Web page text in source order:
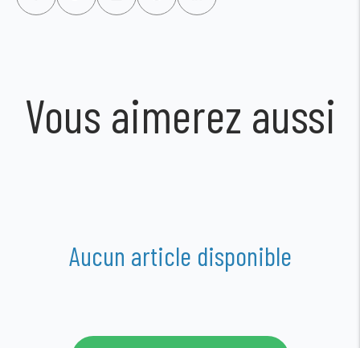
Vous aimerez aussi
Aucun article disponible